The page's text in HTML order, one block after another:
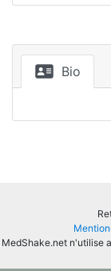
Bio
MedShake.net n'utilise